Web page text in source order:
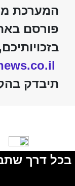
המערכת
פורסם
תיבדק
בכל דרך